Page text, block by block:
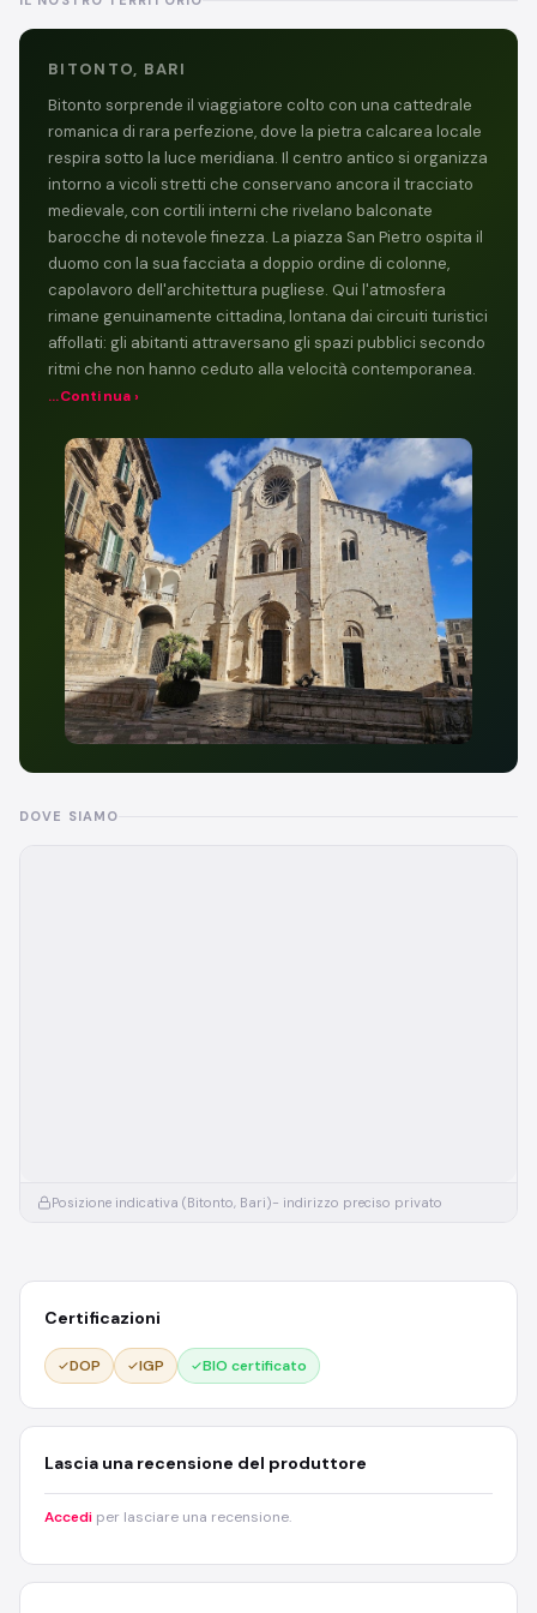
BITONTO, BARI
Bitonto sorprende il viaggiatore colto con una cattedrale
romanica di rara perfezione, dove la pietra calcarea locale
respira sotto la luce meridiana. Il centro antico si organizza
intorno a vicoli stretti che conservano ancora il tracciato
medievale, con cortili interni che rivelano balconate
barocche di notevole finezza. La piazza San Pietro ospita il
duomo con la sua facciata a doppio ordine di colonne,
capolavoro dell'architettura pugliese. Qui l'atmosfera
rimane genuinamente cittadina, lontana dai circuiti turistici
affollati: gli abitanti attraversano gli spazi pubblici secondo
ritmi che non hanno ceduto alla velocità contemporanea.
...Continua ›
DOVE SIAMO
Posizione indicativa (Bitonto, Bari)- indirizzo preciso privato
Certificazioni
DOP IGP BIO certificato
Lascia una recensione del produttore
Accedi per lasciare una recensione.